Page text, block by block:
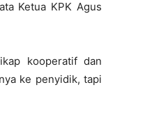
Ketua KPK Agus
kooperatif dan
ke penyidik, tapi